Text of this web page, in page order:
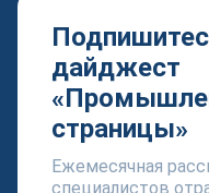
дайджест
страницы»
Ежемесячная
специалистов